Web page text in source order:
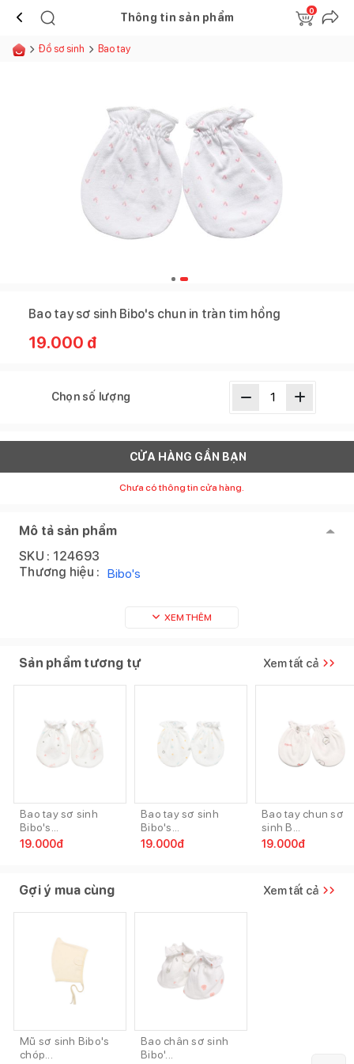
Thông tin sản phẩm
0
Đồ sơ sinh Bao tay
Bao tay sơ sinh Bibo's chun in tràn tim hồng
19.000 đ
Chọn số lượng
CỬA HÀNG GẦN BẠN
Chưa có thông tin cửa hàng.
Mô tả sản phẩm
SKU : 124693
Thương hiệu : Bibo's
XEM THÊM
Sản phẩm tương tự Xem tất cả
Bao tay sơ sinh
Bibo's...
19.000đ
Bao tay sơ sinh
Bibo's...
19.000đ
Bao tay chun sơ
sinh B...
19.000đ
Gợi ý mua cùng Xem tất cả
Mũ sơ sinh Bibo's
chóp...
Bao chân sơ sinh
Bibo'...